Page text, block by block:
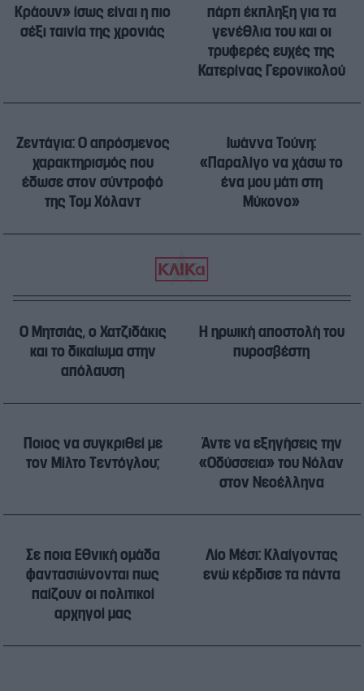
Κράουν» ίσως είναι η πιο
σέξι ταινία της χρονιάς
πάρτι έκπληξη για τα
γενέθλια του και οι
τρυφερές ευχές της
Κατερίνας Γερονικολού
Ζεντάγια: Ο απρόσμενος
χαρακτηρισμός που
έδωσε στον σύντροφό
της Τομ Χόλαντ
Ιωάννα Τούνη:
«Παραλίγο να χάσω το
ένα μου μάτι στη
Μύκονο»
Ο Μητσιάς, ο Χατζιδάκις
και το δικαίωμα στην
απόλαυση
Η ηρωική αποστολή του
πυροσβέστη
Ποιος να συγκριθεί με
τον Μίλτο Τεντόγλου;
Άντε να εξηγήσεις την
«Οδύσσεια» του Νόλαν
στον Nεοέλληνα
Σε ποια Εθνική ομάδα
φαντασιώνονται πως
παίζουν οι πολιτικοί
αρχηγοί μας
Λίο Μέσι: Κλαίγοντας
ενώ κέρδισε τα πάντα